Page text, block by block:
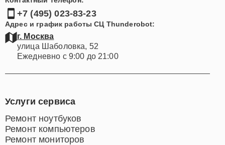
+7 (495) 023-83-23
Адрес и график работы СЦ Thunderobot:
г. Москва
улица Шаболовка, 52
Ежедневно с 9:00 до 21:00
Услуги сервиса
Ремонт ноутбуков
Ремонт компьютеров
Ремонт мониторов